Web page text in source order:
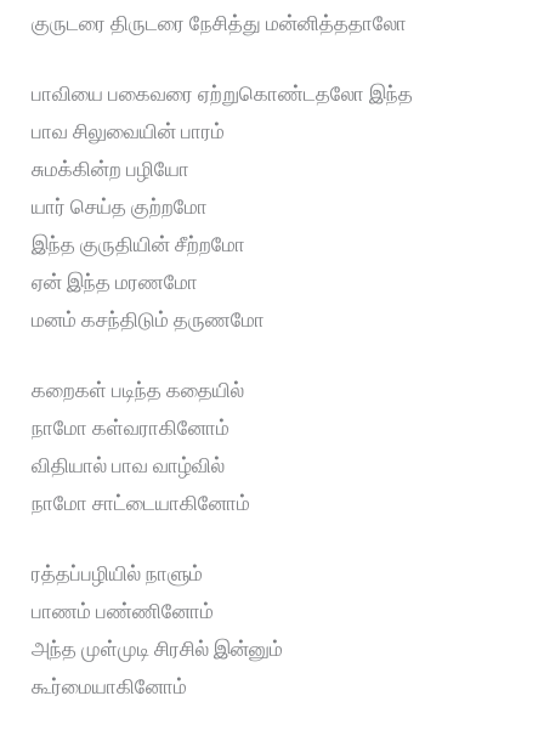
குருடரை திருடரை நேசித்து மன்னித்ததாலோ
பாவியை பகைவரை ஏற்றுகொண்டதலோ இந்த
பாவ சிலுவையின் பாரம்
சுமக்கின்ற பழியோ
யார் செய்த குற்றமோ
இந்த குருதியின் சீற்றமோ
ஏன் இந்த மரணமோ
மனம் கசந்திடும் தருணமோ
கறைகள் படிந்த கதையில்
நாமோ கள்வராகினோம்
விதியால் பாவ வாழ்வில்
நாமோ சாட்டையாகினோம்
ரத்தப்பழியில் நாளும்
பாணம் பண்ணினோம்
அந்த முள்முடி சிரசில் இன்னும்
கூர்மையாகினோம்